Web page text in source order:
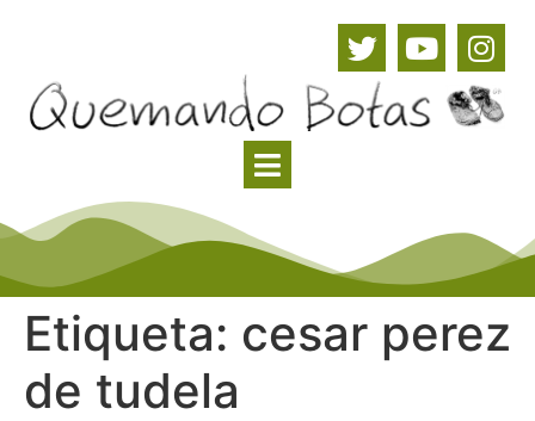
Etiqueta: cesar perez
de tudela